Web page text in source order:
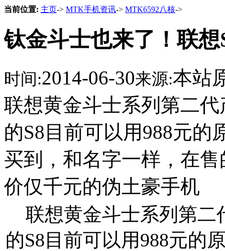
当前位置: 主页-> MTK手机资讯-> MTK6592八核->
钛金斗士也来了！联想
时间:2014-06-30来源:本站
联想黄金斗士系列第二
的S8目前可以用988元的
买到，和名字一样，在
价仅千元的伪土豪手机
联想黄金斗士系列第二
的S8目前可以用988元的